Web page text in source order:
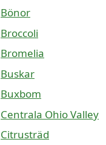
Bönor
Broccoli
Bromelia
Buskar
Buxbom
Centrala Ohio Valley
Citrusträd